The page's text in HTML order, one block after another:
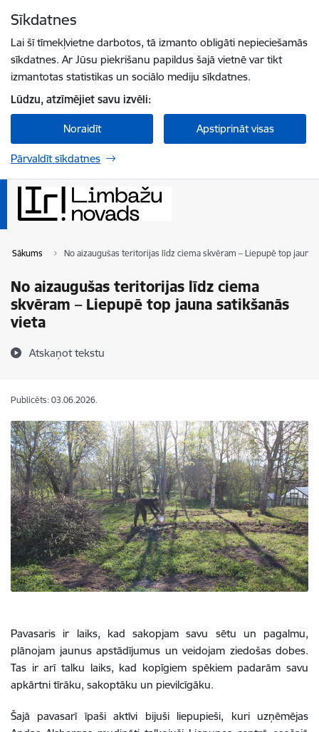
Sīkdatnes
Lai šī tīmekļvietne darbotos, tā izmanto obligāti nepieciešamās
sīkdatnes. Ar Jūsu piekrišanu papildus šajā vietnē var tikt
izmantotas statistikas un sociālo mediju sīkdatnes.
Lūdzu, atzīmējiet savu izvēli:
Noraidīt Apstiprināt visas
Pārvaldīt sīkdatnes
Sākums No aizaugušas teritorijas līdz ciema skvēram – Liepupē top jauna
No aizaugušas teritorijas līdz ciema
skvēram – Liepupē top jauna satikšanās
vieta
Atskaņot tekstu
Publicēts: 03.06.2026.
Pavasaris ir laiks, kad sakopjam savu sētu un pagalmu,
plānojam jaunus apstādījumus un veidojam ziedošas dobes.
Tas ir arī talku laiks, kad kopīgiem spēkiem padarām savu
apkārtni tīrāku, sakoptāku un pievilcīgāku.
Šajā pavasarī īpaši aktīvi bijuši liepupieši, kuri uzņēmējas